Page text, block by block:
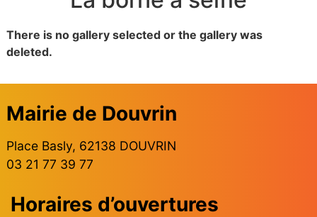
There is no gallery selected or the gallery was
deleted.
Mairie de Douvrin
Place Basly, 62138 DOUVRIN
03 21 77 39 77
Horaires d’ouvertures